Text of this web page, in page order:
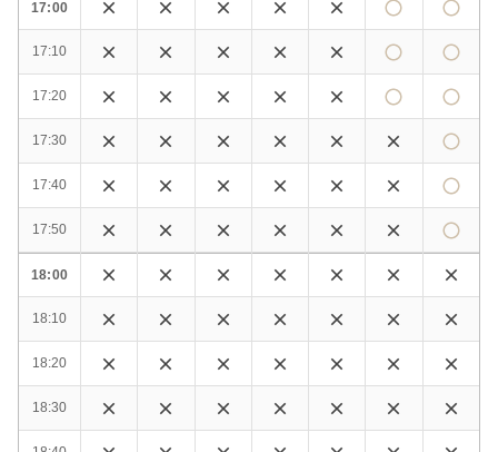
17:00
17:10
17:20
17:30
17:40
17:50
18:00
18:10
18:20
18:30